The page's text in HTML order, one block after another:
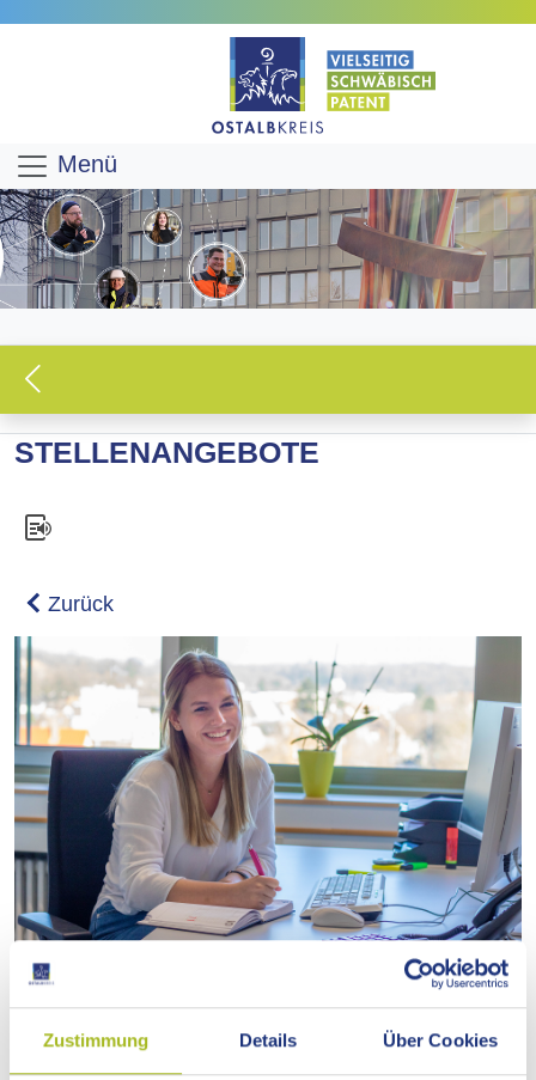
Zustimmung Details Über Cookies
Menü
STELLENANGEBOTE